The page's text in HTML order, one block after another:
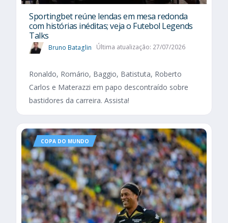
Sportingbet reúne lendas em mesa redonda
com histórias inéditas; veja o Futebol Legends
Talks
Bruno Bataglin Última atualização: 27/07/2026
Ronaldo, Romário, Baggio, Batistuta, Roberto
Carlos e Materazzi em papo descontraído sobre
bastidores da carreira. Assista!
COPA DO MUNDO